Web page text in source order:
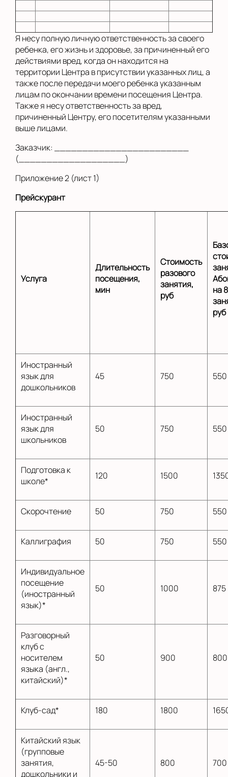
Я несу полную личную ответственность за своего
ребенка, его жизнь и здоровье, за причиненный его
действиями вред, когда он находится на
территории Центра в присутствии указанных лиц, а
также после передачи моего ребенка указанным
лицам по окончании времени посещения Центра.
Также я несу ответственность за вред,
причиненный Центру, его посетителям указанными
выше лицами.
Заказчик: ________________________
(___________________)
Приложение 2 (лист 1)
Прейскурант
Услуга
Длительность
посещения,
мин
Стоимость
разового
занятия,
руб
на 8
руб
Иностранный
язык для
дошкольников
45 750 550
Иностранный
язык для
школьников
50 750 550
Подготовка к
школе*
120 1500
Скорочтение 50 750 550
Каллиграфия 50 750 550
Индивидуальное
посещение
(иностранный
язык)*
50 1000 875
Разговорный
клуб с
носителем
языка (англ.,
китайский)*
50 900 800
Клуб-сад* 180 1800
Китайский язык
(групповые
занятия,
дошкольники и
45-50 800 700